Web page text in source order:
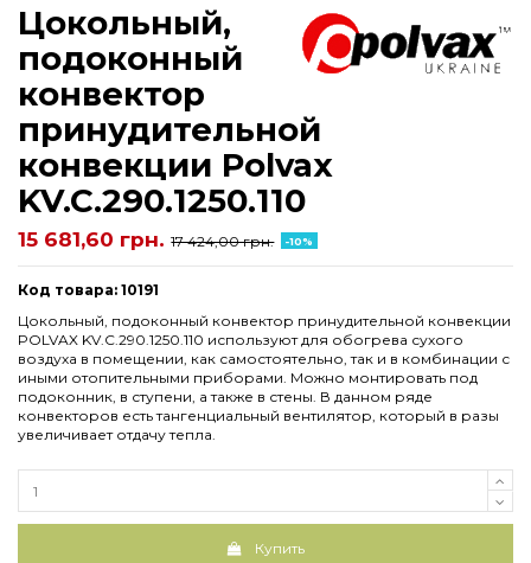
Цокольный,
подоконный
конвектор
принудительной
конвекции Polvax
KV.C.290.1250.110
15 681,60 грн. 17 424,00 грн. -10%
Код товара: 10191
Цокольный, подоконный конвектор принудительной конвекции
POLVAX KV.С.290.1250.110 используют для обогрева сухого
воздуха в помещении, как самостоятельно, так и в комбинации с
иными отопительными приборами. Можно монтировать под
подоконник, в ступени, а также в стены. В данном ряде
конвекторов есть тангенциальный вентилятор, который в разы
увеличивает отдачу тепла.
Купить